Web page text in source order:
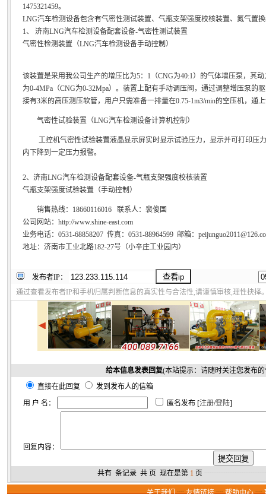
1475321459。
LNG汽车检测设备包含有气密性测试装置、气瓶支架强度校核装置、氮气置
1、 济南LNG汽车检测设备配套设备-气密性测试装置
气密性检测装置（LNG汽车检测设备手动控制）
该装置是采用我公司生产的增压比为5：1（CNG为40:1）的气体增压泵，其
为0-4MPa（CNG为0-32Mpa）。装置上配有手动调压阀，通过调整增压泵
接有3米的高压测压软管，用户只需准备一排量在0.75-1m3/min的空压机，通
气密性试验装置（LNG汽车检测设备计算机控制）
工控机气密性试验装置液晶显示屏实时显示试验压力，显示并可打印压
内下降到一定压力报警。
2、济南LNG汽车检测设备配套设备-气瓶支架强度校核装置
气瓶支架强度试验装置（手动控制）
销售热线：18660116016 联系人：裴俊国
公司网站：http://www.shine-east.com
业务电话：0531-68858207 传真：0531-88964599 邮箱
地址：济南市工业北路182-27号（小辛庄工业园内）
发布者IP：
通过查看发布者IP和手机归属判断信息的真实性与合法性,请谨慎审核,理性抉择
给本信息发表回复(本站提示：请随时关注您发布
直接在此回复
发到发布人的信箱
用 户 名：
匿名发布 [注册/登陆]
回复内容：
共有 条记录 共 页 现在是第 1 页